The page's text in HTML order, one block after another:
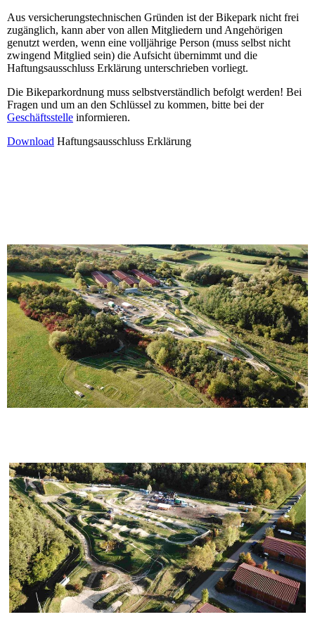
Aus versicherungstechnischen Gründen ist der Bikepark nicht frei
zugänglich, kann aber von allen Mitgliedern und Angehörigen
genutzt werden, wenn eine volljährige Person (muss selbst nicht
zwingend Mitglied sein) die Aufsicht übernimmt und die
Haftungsausschluss Erklärung unterschrieben vorliegt.
Die Bikeparkordnung muss selbstverständlich befolgt werden! Bei
Fragen und um an den Schlüssel zu kommen, bitte bei der
Geschäftsstelle informieren.
Download Haftungsausschluss Erklärung